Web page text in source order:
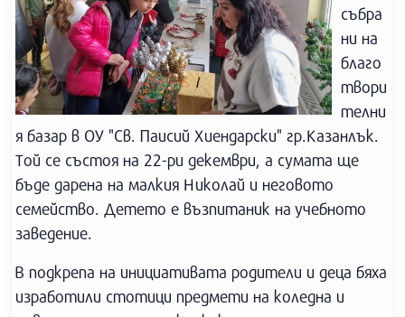
събра
ни на
благо
твори
телни
я базар в ОУ "Св. Паисий Хиендарски" гр.Казанлък.
Той се състоя на 22-ри декември, а сумата ще
бъде дарена на малкия Николай и неговото
семейство. Детето е възпитаник на учебното
заведение.
В подкрепа на инициативата родители и деца бяха
изработили стотици предмети на коледна и